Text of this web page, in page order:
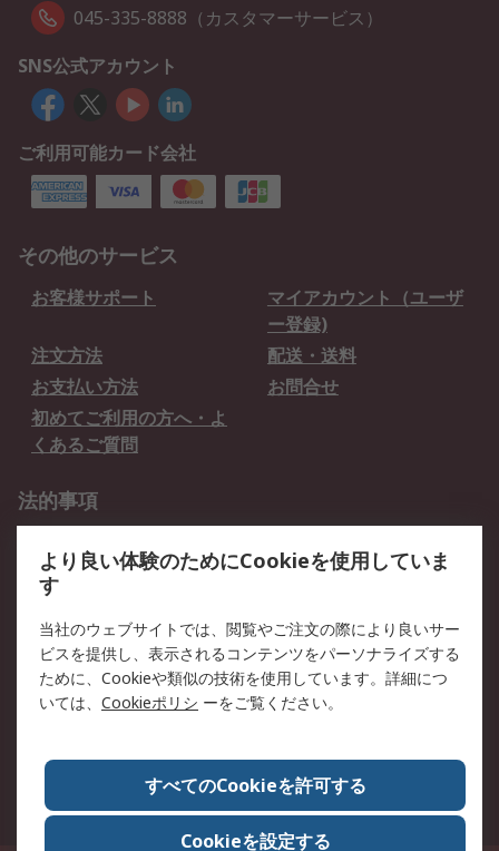
045-335-8888（カスタマーサービス）
SNS公式アカウント
ご利用可能カード会社
その他のサービス
お客様サポート
マイアカウント（ユーザ
ー登録)
注文方法
配送・送料
お支払い方法
お問合せ
初めてご利用の方へ・よ
くあるご質問
法的事項
クッキーポリシー
RSについて
会社概要
採用情報
プレスリリース＆お知ら
コーポレートサイト
全世界のRS
RSの歴史
ESGへの取り組み（英語）
認証について
より良い体験のためにCookieを使用していま
す
当社のウェブサイトでは、閲覧やご注文の際により良いサー
ビスを提供し、表示されるコンテンツをパーソナライズする
ために、Cookieや類似の技術を使用しています。詳細につ
いては、 Cookieポリシ ーをご覧ください。
すべてのCookieを許可する
Cookieを設定する